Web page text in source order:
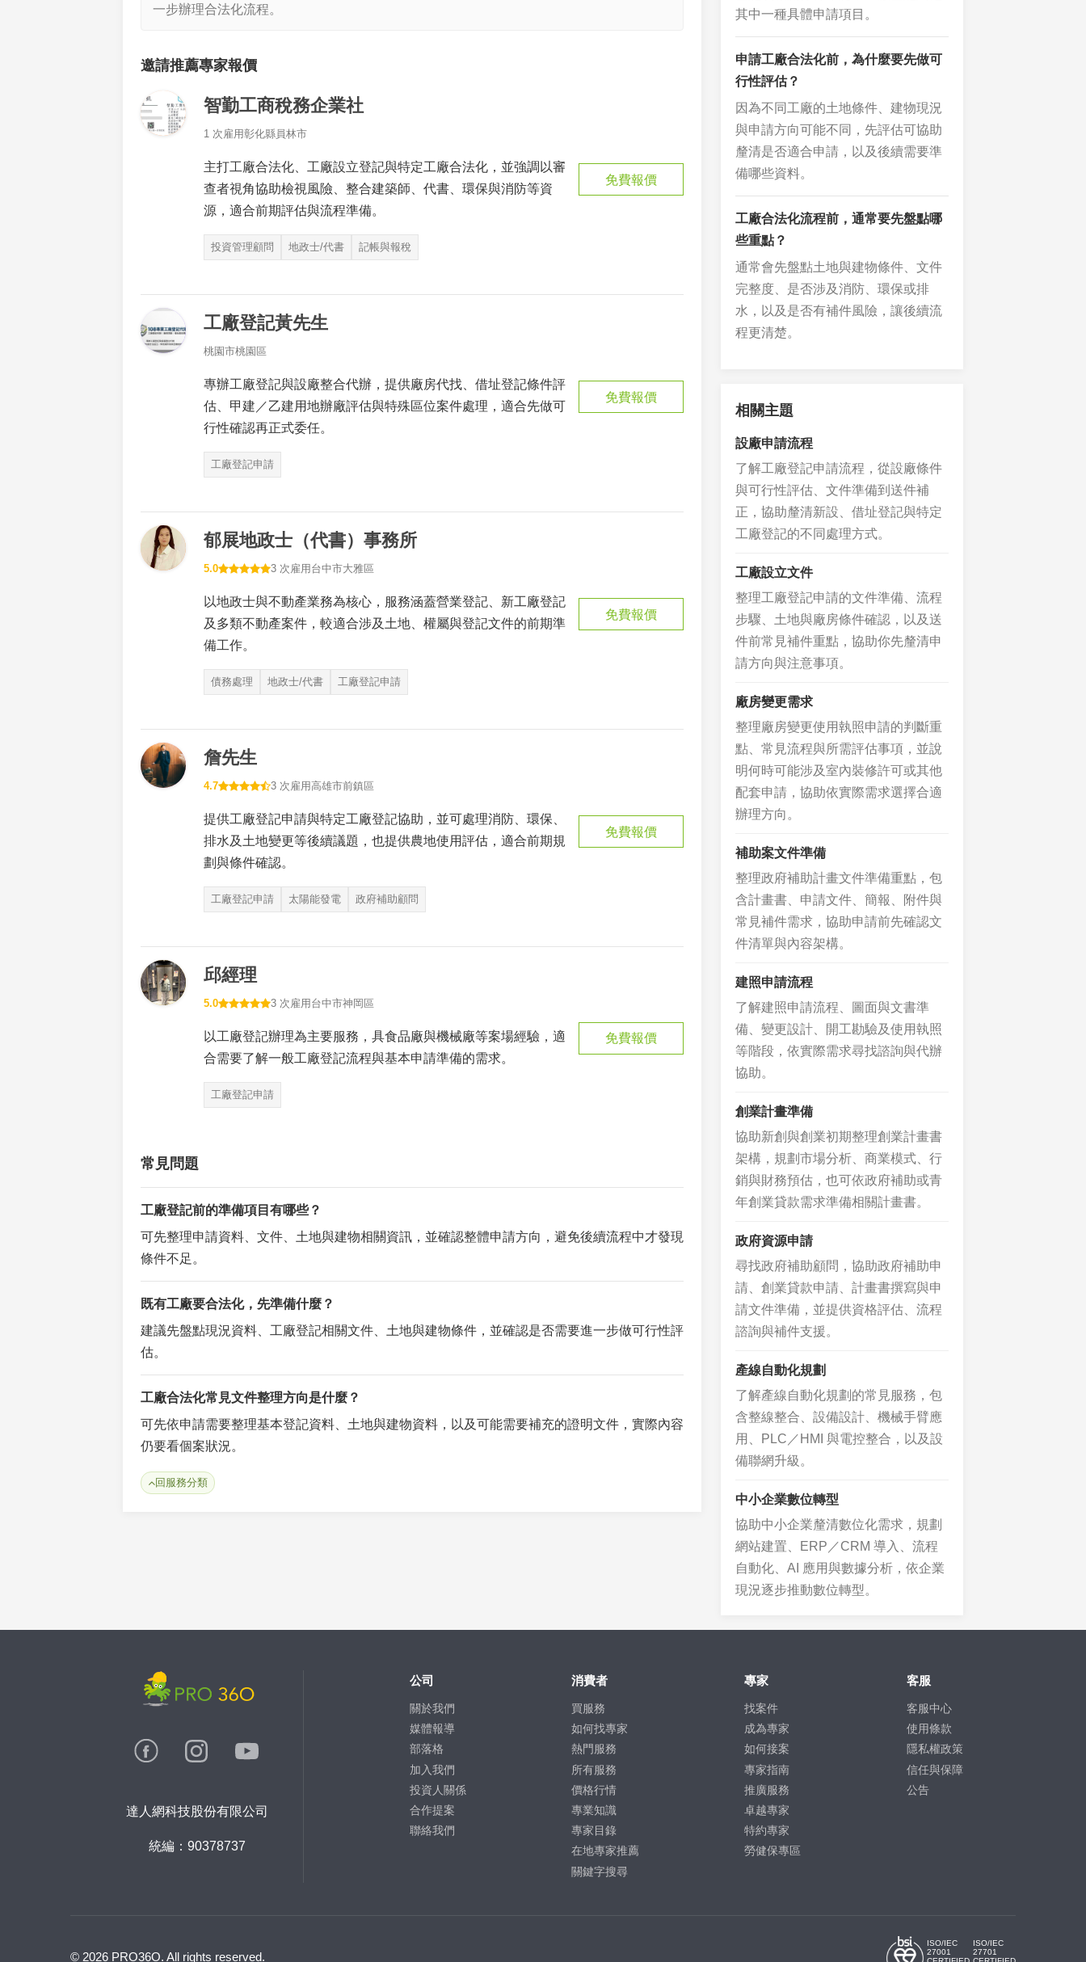
一步辦理合法化流程。
邀請推薦專家報價
智勤工商稅務企業社
1 次雇用彰化縣員林市
主打工廠合法化、工廠設立登記與特定工廠合法化，並強調以審
查者視角協助檢視風險、整合建築師、代書、環保與消防等資
源，適合前期評估與流程準備。
投資管理顧問 地政士/代書 記帳與報稅
免費報價
工廠登記黃先生
桃園市桃園區
專辦工廠登記與設廠整合代辦，提供廠房代找、借址登記條件評
估、甲建／乙建用地辦廠評估與特殊區位案件處理，適合先做可
行性確認再正式委任。
工廠登記申請
免費報價
郁展地政士（代書）事務所
5.0 3 次雇用 台中市大雅區
以地政士與不動產業務為核心，服務涵蓋營業登記、新工廠登記
及多類不動產案件，較適合涉及土地、權屬與登記文件的前期準
備工作。
債務處理 地政士/代書 工廠登記申請
免費報價
詹先生
4.7 3 次雇用高雄市前鎮區
提供工廠登記申請與特定工廠登記協助，並可處理消防、環保、
排水及土地變更等後續議題，也提供農地使用評估，適合前期規
劃與條件確認。
工廠登記申請 太陽能發電 政府補助顧問
免費報價
邱經理
5.0 3 次雇用 台中市神岡區
以工廠登記辦理為主要服務，具食品廠與機械廠等案場經驗，適
合需要了解一般工廠登記流程與基本申請準備的需求。
工廠登記申請
免費報價
常見問題
工廠登記前的準備項目有哪些？
可先整理申請資料、文件、土地與建物相關資訊，並確認整體申請方向，避免後續流程中才發現
條件不足。
既有工廠要合法化，先準備什麼？
建議先盤點現況資料、工廠登記相關文件、土地與建物條件，並確認是否需要進一步做可行性評
估。
工廠合法化常見文件整理方向是什麼？
可先依申請需要整理基本登記資料、土地與建物資料，以及可能需要補充的證明文件，實際內容
仍要看個案狀況。
回服務分類
其中一種具體申請項目。
申請工廠合法化前，為什麼要先做可
行性評估？
因為不同工廠的土地條件、建物現況
與申請方向可能不同，先評估可協助
釐清是否適合申請，以及後續需要準
備哪些資料。
工廠合法化流程前，通常要先盤點哪
些重點？
通常會先盤點土地與建物條件、文件
完整度、是否涉及消防、環保或排
水，以及是否有補件風險，讓後續流
程更清楚。
相關主題
設廠申請流程
了解工廠登記申請流程，從設廠條件
與可行性評估、文件準備到送件補
正，協助釐清新設、借址登記與特定
工廠登記的不同處理方式。
工廠設立文件
整理工廠登記申請的文件準備、流程
步驟、土地與廠房條件確認，以及送
件前常見補件重點，協助你先釐清申
請方向與注意事項。
廠房變更需求
整理廠房變更使用執照申請的判斷重
點、常見流程與所需評估事項，並說
明何時可能涉及室內裝修許可或其他
配套申請，協助依實際需求選擇合適
辦理方向。
補助案文件準備
整理政府補助計畫文件準備重點，包
含計畫書、申請文件、簡報、附件與
常見補件需求，協助申請前先確認文
件清單與內容架構。
建照申請流程
了解建照申請流程、圖面與文書準
備、變更設計、開工勘驗及使用執照
等階段，依實際需求尋找諮詢與代辦
協助。
創業計畫準備
協助新創與創業初期整理創業計畫書
架構，規劃市場分析、商業模式、行
銷與財務預估，也可依政府補助或青
年創業貸款需求準備相關計畫書。
政府資源申請
尋找政府補助顧問，協助政府補助申
請、創業貸款申請、計畫書撰寫與申
請文件準備，並提供資格評估、流程
諮詢與補件支援。
產線自動化規劃
了解產線自動化規劃的常見服務，包
含整線整合、設備設計、機械手臂應
用、PLC／HMI 與電控整合，以及設
備聯網升級。
中小企業數位轉型
協助中小企業釐清數位化需求，規劃
網站建置、ERP／CRM 導入、流程
自動化、AI 應用與數據分析，依企業
現況逐步推動數位轉型。
達人網科技股份有限公司
統編：90378737
公司
關於我們
媒體報導
部落格
加入我們
投資人關係
合作提案
聯絡我們
消費者
買服務
如何找專家
熱門服務
所有服務
價格行情
專業知識
專家目錄
在地專家推薦
關鍵字搜尋
專家
找案件
成為專家
如何接案
專家指南
推廣服務
卓越專家
特約專家
勞健保專區
客服
客服中心
使用條款
隱私權政策
信任與保障
公告
© 2026 PRO36O. All rights reserved.
ISO/IEC
27001
ISO/IEC
27701